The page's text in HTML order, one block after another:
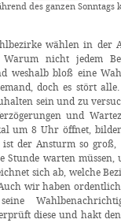
des ganzen Sonntags
wählen in der
Warum nicht jedem
weshalb bloß eine
doch es stört alle.
sein und zu
und
um 8 Uhr öffnet,
der Ansturm so
Stunde warten
sich ab, welche
wir haben
diese und hakt